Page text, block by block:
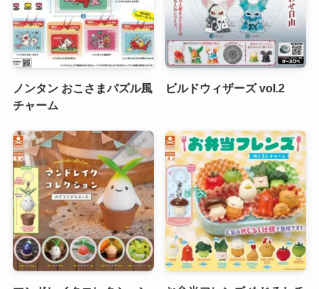
ノンタン おこさまパズル風
チャーム
ビルドウィザーズ vol.2